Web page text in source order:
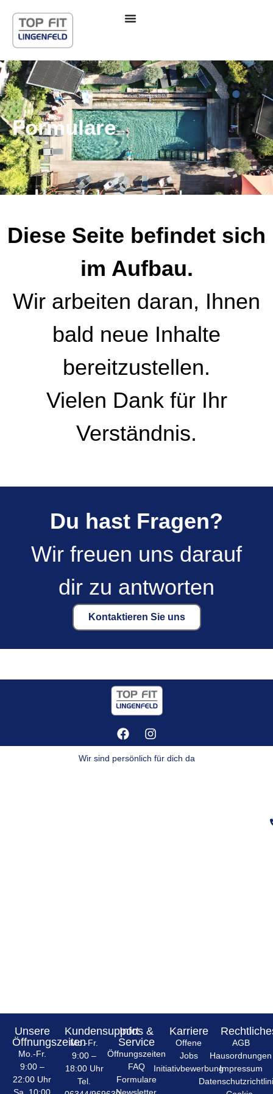
springen
Formulare
Diese Seite befindet sich
im Aufbau.
Wir arbeiten daran, Ihnen
bald neue Inhalte
bereitzustellen.
Vielen Dank für Ihr
Verständnis.
Du hast Fragen?
Wir freuen uns darauf
dir zu antworten
Kontaktieren Sie uns
Wir sind persönlich für dich da
Unsere
Öffnungszeiten
Mo.-Fr.
9:00 –
22:00 Uhr
Kundensupport
Mo.-Fr.
9:00 –
18:00 Uhr
Tel.
Infos &
Service
Öffnungszeiten
FAQ
Formulare
Karriere
Offene
Jobs
Initiativbewerbung
AGB
Hausordnungen
Impressum